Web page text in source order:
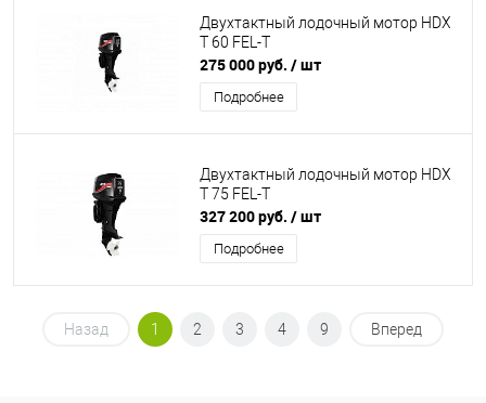
Двухтактный лодочный мотор HDX
T 60 FEL-T
275 000 руб. / шт
Подробнее
Двухтактный лодочный мотор HDX
T 75 FEL-T
327 200 руб. / шт
Подробнее
Назад 1 2 3 4 9 Вперед